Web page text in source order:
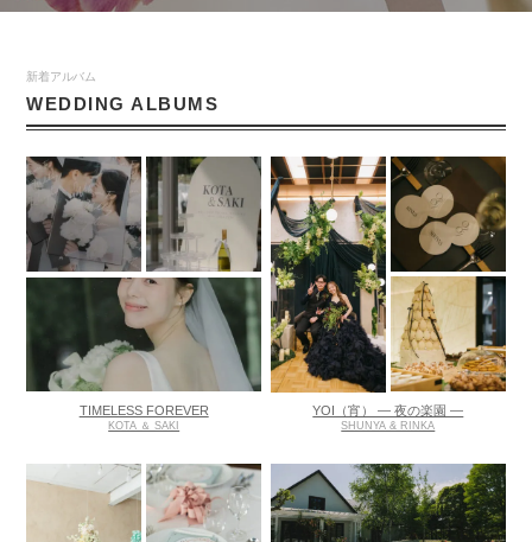
新着アルバム
WEDDING ALBUMS
TIMELESS FOREVER
KOTA ＆ SAKI
YOI（宵） ― 夜の楽園 ―
SHUNYA & RINKA